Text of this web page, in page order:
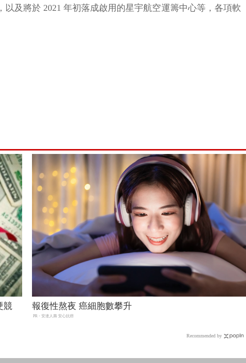
及將於 2021 年初落成啟用的星宇航空運籌中心等，各項軟
競
報復性熬夜 癌細胞數攀升
PR・安達人壽 安心抗癌
Recommended by